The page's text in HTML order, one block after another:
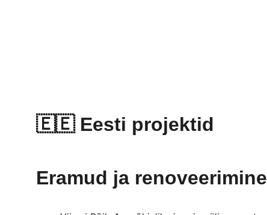
🇪🇪 Eesti projektid
Eramud ja renoveerimine